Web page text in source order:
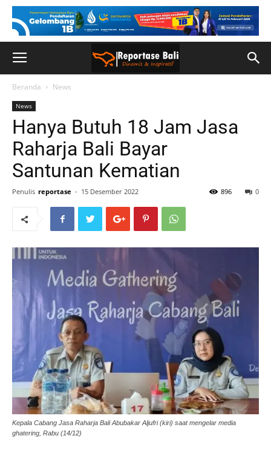
Beranda News
News
Hanya Butuh 18 Jam Jasa
Raharja Bali Bayar
Santunan Kematian
Penulis reportase - 15 Desember 2022 0
896
Kepala Cabang Jasa Raharja Bali Abubakar Aljufri (kiri) saat mengelar media
ghatering, Rabu (14/12)